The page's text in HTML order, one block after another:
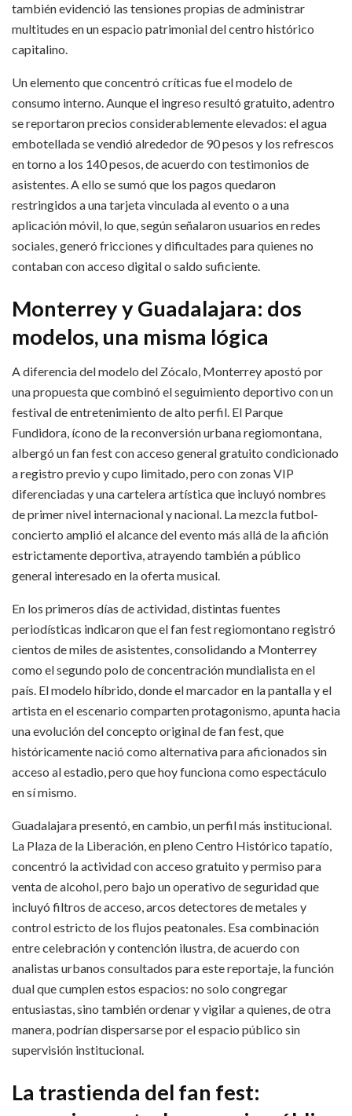
también evidenció las tensiones propias de administrar
multitudes en un espacio patrimonial del centro histórico
capitalino.
Un elemento que concentró críticas fue el modelo de
consumo interno. Aunque el ingreso resultó gratuito, adentro
se reportaron precios considerablemente elevados: el agua
embotellada se vendió alrededor de 90 pesos y los refrescos
en torno a los 140 pesos, de acuerdo con testimonios de
asistentes. A ello se sumó que los pagos quedaron
restringidos a una tarjeta vinculada al evento o a una
aplicación móvil, lo que, según señalaron usuarios en redes
sociales, generó fricciones y dificultades para quienes no
contaban con acceso digital o saldo suficiente.
Monterrey y Guadalajara: dos
modelos, una misma lógica
A diferencia del modelo del Zócalo, Monterrey apostó por
una propuesta que combinó el seguimiento deportivo con un
festival de entretenimiento de alto perfil. El Parque
Fundidora, ícono de la reconversión urbana regiomontana,
albergó un fan fest con acceso general gratuito condicionado
a registro previo y cupo limitado, pero con zonas VIP
diferenciadas y una cartelera artística que incluyó nombres
de primer nivel internacional y nacional. La mezcla futbol-
concierto amplió el alcance del evento más allá de la afición
estrictamente deportiva, atrayendo también a público
general interesado en la oferta musical.
En los primeros días de actividad, distintas fuentes
periodísticas indicaron que el fan fest regiomontano registró
cientos de miles de asistentes, consolidando a Monterrey
como el segundo polo de concentración mundialista en el
país. El modelo híbrido, donde el marcador en la pantalla y el
artista en el escenario comparten protagonismo, apunta hacia
una evolución del concepto original de fan fest, que
históricamente nació como alternativa para aficionados sin
acceso al estadio, pero que hoy funciona como espectáculo
en sí mismo.
Guadalajara presentó, en cambio, un perfil más institucional.
La Plaza de la Liberación, en pleno Centro Histórico tapatío,
concentró la actividad con acceso gratuito y permiso para
venta de alcohol, pero bajo un operativo de seguridad que
incluyó filtros de acceso, arcos detectores de metales y
control estricto de los flujos peatonales. Esa combinación
entre celebración y contención ilustra, de acuerdo con
analistas urbanos consultados para este reportaje, la función
dual que cumplen estos espacios: no solo congregar
entusiastas, sino también ordenar y vigilar a quienes, de otra
manera, podrían dispersarse por el espacio público sin
supervisión institucional.
La trastienda del fan fest: